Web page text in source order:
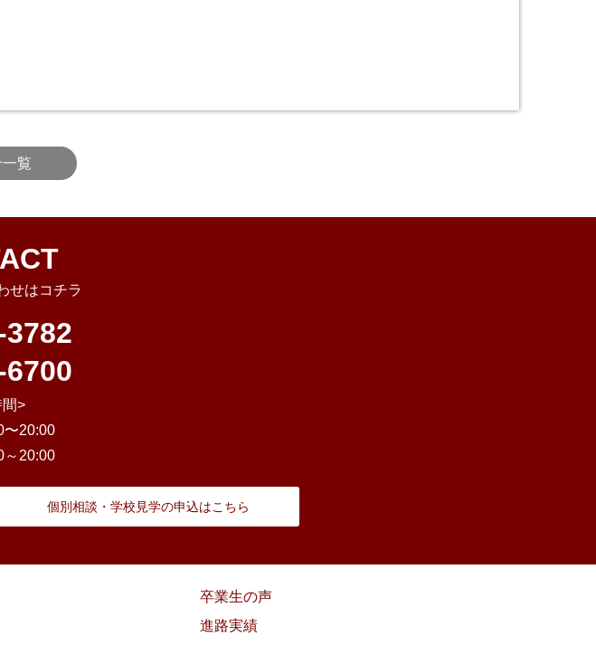
覧
せはコチラ
>
〜20:00
20:00
個別相談・学校見学の申込はこちら
卒業生の声
進路実績